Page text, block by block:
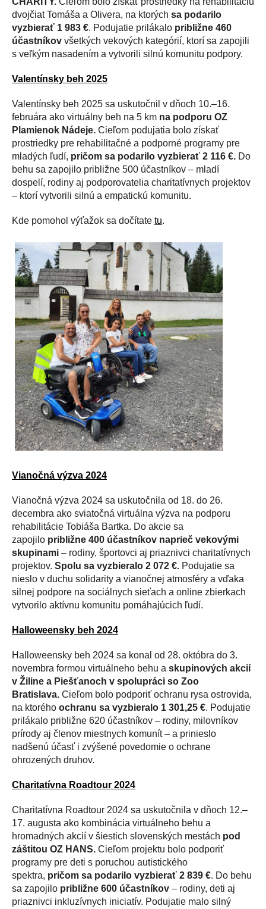
dvojčiat Tomáša a Olivera, na ktorých sa podarilo
vyzbierať 1 983 €. Podujatie prilákalo približne 460
účastníkov všetkých vekových kategórií, ktorí sa zapojili
s veľkým nasadením a vytvorili silnú komunitu podpory.
Valentínsky beh 2025
Valentínsky beh 2025 sa uskutočnil v dňoch 10.–16.
februára ako virtuálny beh na 5 km na podporu OZ
Plamienok Nádeje. Cieľom podujatia bolo získať
prostriedky pre rehabilitačné a podporné programy pre
mladých ľudí, pričom sa podarilo vyzbierať 2 116 €. Do
behu sa zapojilo približne 500 účastníkov – mladí
dospelí, rodiny aj podporovatelia charitatívnych projektov
– ktorí vytvorili silnú a empatickú komunitu.
Kde pomohol výťažok sa dočítate tu.
Vianočná výzva 2024
Vianočná výzva 2024 sa uskutočnila od 18. do 26.
decembra ako sviatočná virtuálna výzva na podporu
rehabilitácie Tobiáša Bartka. Do akcie sa
zapojilo približne 400 účastníkov naprieč vekovými
skupinami – rodiny, športovci aj priaznivci charitatívnych
projektov. Spolu sa vyzbieralo 2 072 €. Podujatie sa
nieslo v duchu solidarity a vianočnej atmosféry a vďaka
silnej podpore na sociálnych sieťach a online zbierkach
vytvorilo aktívnu komunitu pomáhajúcich ľudí.
Halloweensky beh 2024
Halloweensky beh 2024 sa konal od 28. októbra do 3.
novembra formou virtuálneho behu a skupinových akcií
v Žiline a Piešťanoch v spolupráci so Zoo
Bratislava. Cieľom bolo podporiť ochranu rysa ostrovida,
na ktorého ochranu sa vyzbieralo 1 301,25 €. Podujatie
prilákalo približne 620 účastníkov – rodiny, milovníkov
prírody aj členov miestnych komunít – a prinieslo
nadšenú účasť i zvýšené povedomie o ochrane
ohrozených druhov.
Charitatívna Roadtour 2024
Charitatívna Roadtour 2024 sa uskutočnila v dňoch 12.–
17. augusta ako kombinácia virtuálneho behu a
hromadných akcií v šiestich slovenských mestách pod
záštitou OZ HANS. Cieľom projektu bolo podporiť
programy pre deti s poruchou autistického
spektra, pričom sa podarilo vyzbierať 2 839 €. Do behu
sa zapojilo približne 600 účastníkov – rodiny, deti aj
priaznivci inkluzívnych iniciatív. Podujatie malo silný